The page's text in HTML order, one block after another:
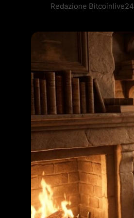
Redazione Bitcoinlive24